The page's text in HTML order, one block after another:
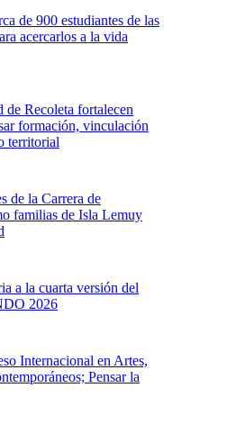
de 900 estudiantes de las
acercarlos a la vida
Recoleta fortalecen
formación, vinculación
territorial
de la Carrera de
familias de Isla Lemuy
a la cuarta versión del
2026
Internacional en Artes,
Pensar la